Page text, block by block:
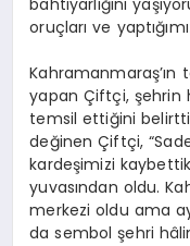
bahtiyarlığını
oruçları ve
yapan Çiftçi, şehrin
temsil ettiğini
değinen Çiftçi,
kardeşimizi
yuvasından oldu.
merkezi oldu ama
da sembol şehri